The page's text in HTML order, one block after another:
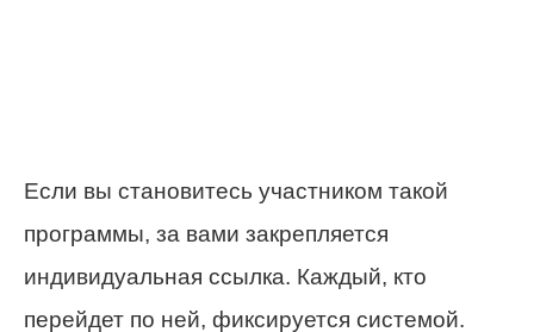
Если вы становитесь участником такой
программы, за вами закрепляется
индивидуальная ссылка. Каждый, кто
перейдет по ней, фиксируется системой.